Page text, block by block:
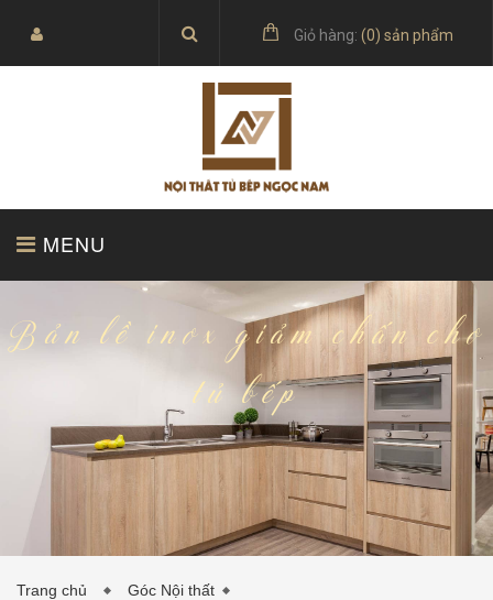
Giỏ hàng: (0) sản phẩm
MENU
SẢN PHẨM
BÁO GIÁ TỦ BẾP ACRYLIC
TỦ BẾP INOX
Bản lề inox giảm chấn cho
tủ bếp
Trang chủ Góc Nội thất